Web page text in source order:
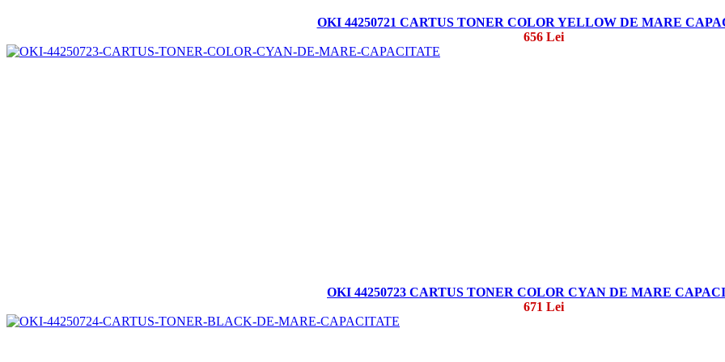
OKI 44250721 CARTUS TONER COLOR YELLOW DE MARE
656 Lei
OKI 44250723 CARTUS TONER COLOR CYAN DE MARE
671 Lei